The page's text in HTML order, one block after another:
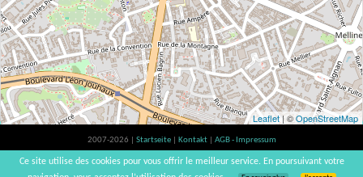
Leaflet| ©OpenStreetMap
2007-2026 | Startseite Kontakt
AGB - Impressum
Der Verzehr von Alkohol ist gesundheitsschädlich, Verzehr in Maßen empfohlen |
vinsnaturels | v3.12
Ce site utilise des cookies pour vous offrir le meilleur service. En poursuivant votre